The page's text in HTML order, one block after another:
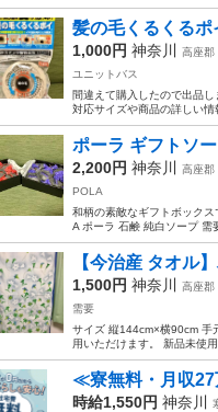
髪の毛くるくる
1,000円 神奈川 高座郡
ユニットバス
間違えて購入したので出品
対応サイズや商品の詳しい
ポーラ ギフトソ
2,200円 神奈川 高座郡
POLA
和柄の素敵なギフトボック
A ポーラ 石鹸 純白ソープ 需
【今治産 タオル
1,500円 神奈川 高座郡
需要
サイズ 縦144cm×横90cm 手
用いただけます。 新品未使
≪寮無料・月収27
時給1,550円 神奈川